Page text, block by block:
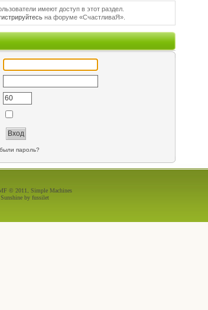
имеют доступ в этот раздел.
на форуме «СчастливаЯ».
пароль?
© 2011
Simple Machines
by fussilet